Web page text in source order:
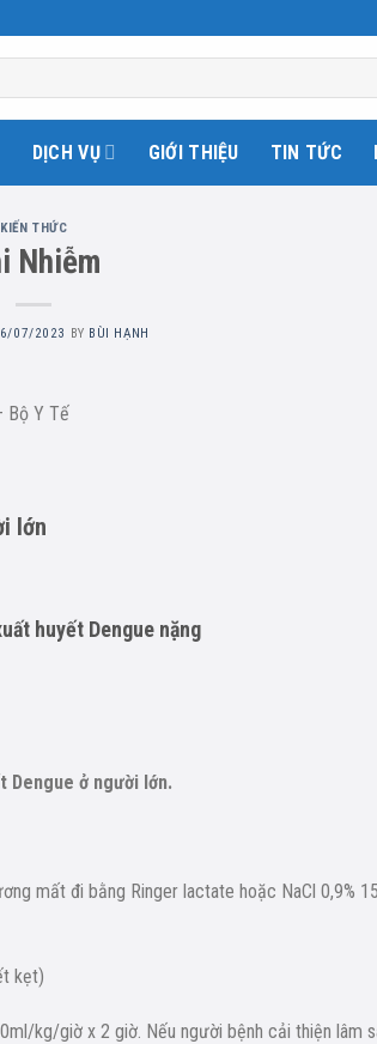
DỊCH VỤ GIỚI THIỆU TIN TỨC
KIẾN THỨC
Nhiễm
07/2023 BY BÙI HẠNH
Bộ Y Tế
lớn
huyết Dengue nặng
Dengue ở người lớn.
mất đi bằng Ringer lactate hoặc NaCl 0,9%
kẹt)
kg/giờ x 2 giờ. Nếu người bệnh cải thiện lâm